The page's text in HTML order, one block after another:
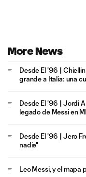
More News
Desde El '96 |
grande a Italia: una
Desde El '96 | Jordi
legado de Messi en
Desde El '96 | Jero
nadie"
Leo Messi, y el mapa